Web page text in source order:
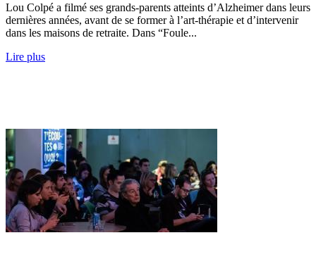
Lou Colpé a filmé ses grands-parents atteints d’Alzheimer dans leurs
dernières années, avant de se former à l’art-thérapie et d’intervenir
dans les maisons de retraite. Dans “Foule...
Lire plus